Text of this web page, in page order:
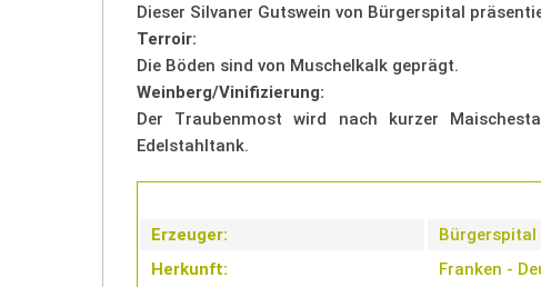
Dieser Silvaner Gutswein von Bürgerspital
Terroir:
Die Böden sind von Muschelkalk geprägt.
Weinberg/Vinifizierung:
Der Traubenmost wird nach kurzer
Edelstahltank.
Erzeuger:
Bürgerspital
Herkunft:
Franken -